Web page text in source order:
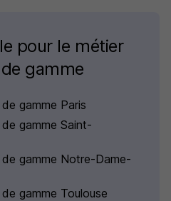
pour le métier
gamme
gamme Paris
gamme Saint-
gamme Notre-Dame-
gamme Toulouse